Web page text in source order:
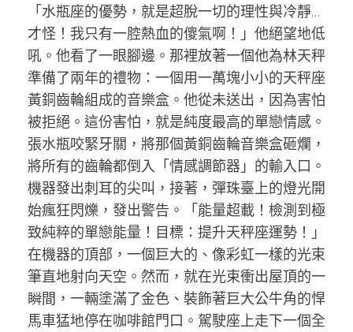
「水瓶座的優勢，就是超脫一切的理性與冷靜…
才怪！我只有一腔熱血的傻氣啊！」他絕望地低
吼。他看了一眼腳邊。那裡放著一個他為林天秤
準備了兩年的禮物：一個用一萬塊小小的天秤座
黃銅齒輪組成的音樂盒。他從未送出，因為害怕
被拒絕。這份害怕，就是純度最高的單戀情感。
張水瓶咬緊牙關，將那個黃銅齒輪音樂盒砸爛，
將所有的齒輪都倒入「情感調節器」的輸入口。
機器發出刺耳的尖叫，接著，彈珠臺上的燈光開
始瘋狂閃爍，發出警告。「能量超載！檢測到極
致純粹的單戀能量！目標：提升天秤座運勢！」
在機器的頂部，一個巨大的、像彩虹一樣的光束
筆直地射向天空。然而，就在光束衝出屋頂的一
瞬間，一輛塗滿了金色、裝飾著巨大公牛角的悍
馬車猛地停在咖啡館門口。駕駛座上走下一個全